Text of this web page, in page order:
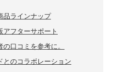
品ラインナップ
アフターサポート
口コミを参考に。
とのコラボレーション